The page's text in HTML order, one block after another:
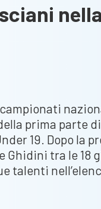
nella
prima parte
19. Dopo la
tra le 18
talenti